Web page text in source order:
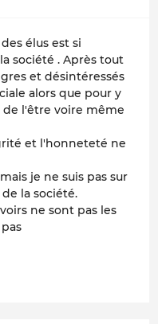
élus est si
société . Après tout
et désintéressés
alors que pour y
l'être voire même
et l'honneteté ne
je ne suis pas sur
la société.
ne sont pas les